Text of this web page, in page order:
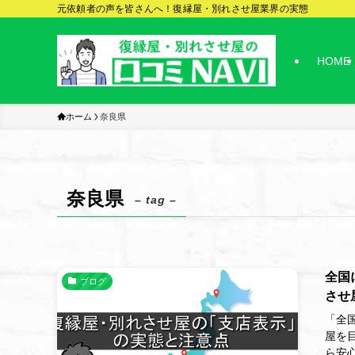
元依頼者の声を皆さんへ！復縁屋・別れさせ屋業界の実態
HOME
ホーム 奈良県
奈良県 – tag –
ブログ
全国
させ
「
屋を